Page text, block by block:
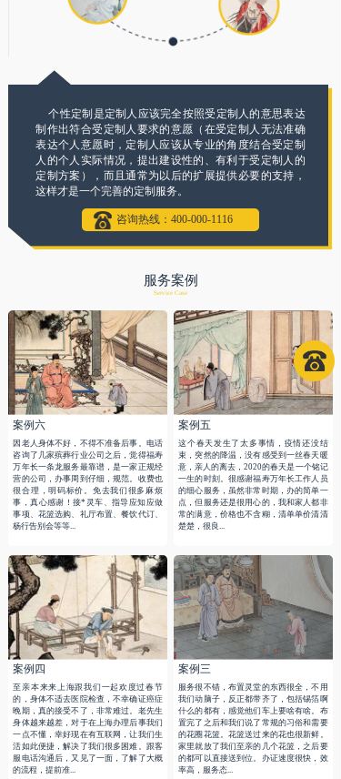
个性定制是定制人应该完全按照受定制人的意思表达
制作出符合受定制人要求的意愿（在受定制人无法准确
表达个人意愿时，定制人应该从专业的角度结合受定制
人的个人实际情况，提出建设性的、有利于受定制人的
定制方案），而且通常为以后的扩展提供必要的支持，
这样才是一个完善的定制服务。
咨询热线：400-000-1116
服务案例
Service Case
案例六
因老人身体不好，不得不准备后事。电话
咨询了几家殡葬行业公司之后，觉得福寿
万年长一条龙服务最靠谱，是一家正规经
营的公司，办事周到仔细，规范。收费也
很合理，明码标价。免去我们很多麻烦
事，真心感谢！接*灵车、指导应知应做
事项、花篮选购、礼厅布置、餐饮代订、
杨行告别会等等...
案例五
这个春天发生了太多事情，疫情还没结
束，突然的降温，没有感受到一丝春天暖
意，亲人的离去，2020的春天是一个铭记
一生的时刻。很感谢福寿万年长工作人员
的细心服务，虽然非常时期，办的简单一
点，但服务还是很用心的，我和家人都非
常的满意，价格也不含糊，清单单价清清
楚楚，很良...
案例四
至亲本来来上海跟我们一起欢度过春节
的，身体不适去医院检查，不幸确证癌症
晚期，真的接受不了，非常难过。老先生
身体越来越差，对于在上海办理后事我们
一点不懂，幸好现在有互联网，让我们生
活如此便捷，解决了我们很多困难。跟客
服电话沟通后，又见了一面，了解了大概
的流程，提前准...
案例三
服务很不错，布置灵堂的东西很全，不用
我们动脑子，反正都带齐了，包括锡箔啊
什么的都有，感觉他们车上要啥有啥。布
置完了之后和我们说了常规的习俗和需要
的花圈花篮。花篮送过来的花也很新鲜。
家里就放了我们至亲的几个花篮，之后要
的都可以直接送到位。办证速度很快，效
率高，服务态...